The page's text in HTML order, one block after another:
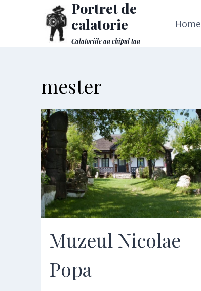
Portret de
calatorie
Calatoriile au chipul tau
Home
mester
Muzeul Nicolae
Popa